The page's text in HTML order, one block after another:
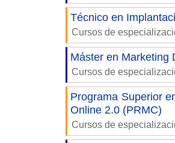
Técnico en
Cursos de
Máster en Marketing
Cursos de
Programa Superior
Online 2.0 (PRMC)
Cursos de